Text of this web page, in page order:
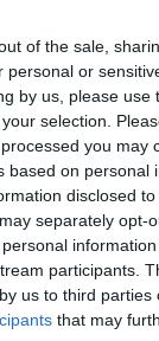
of the sale,
personal or
by us, please use
selection.
you may
based on personal
disclosed
separately opt-
participants.
us to third parties
that may
OM System
gratislån av
objektiv i
Sony RX10 V
superzoom
600mm &